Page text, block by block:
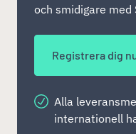
och smidigare med
Registrera dig
Alla
internationell